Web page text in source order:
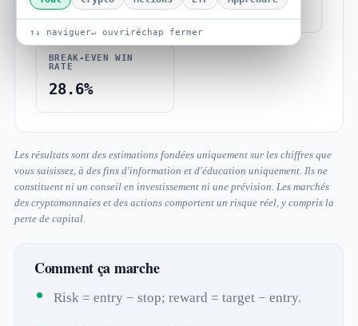
↑↓ naviguer↵ ouvriréchap fermer
$8.00 $20.00
BREAK-EVEN WIN
RATE
28.6%
Les résultats sont des estimations fondées uniquement sur les chiffres que
vous saisissez, à des fins d'information et d'éducation uniquement. Ils ne
constituent ni un conseil en investissement ni une prévision. Les marchés
des cryptomonnaies et des actions comportent un risque réel, y compris la
perte de capital.
Comment ça marche
Risk = entry − stop; reward = target − entry.